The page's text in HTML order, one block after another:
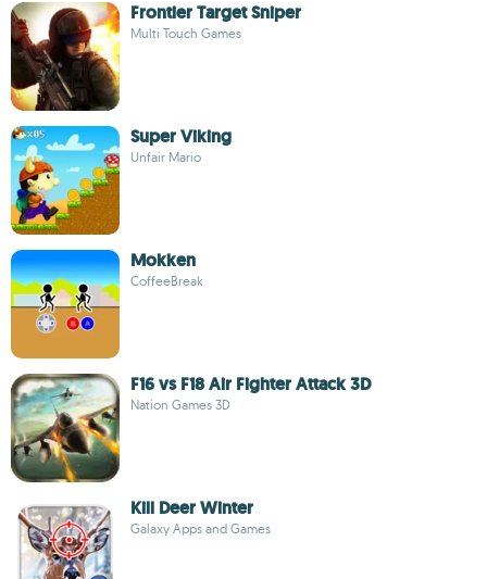
Frontier Target Sniper
Multi Touch Games
Super Viking
Unfair Mario
Mokken
CoffeeBreak
F16 vs F18 Air Fighter Attack 3D
Nation Games 3D
Kill Deer Winter
Galaxy Apps and Games